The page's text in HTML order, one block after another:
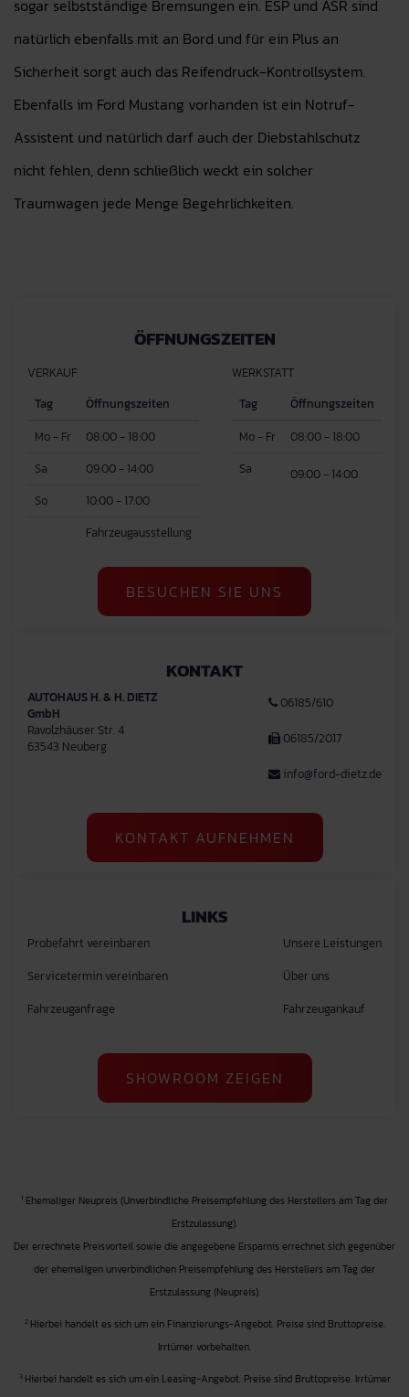
sogar selbstständige Bremsungen ein. ESP und ASR sind
natürlich ebenfalls mit an Bord und für ein Plus an
Sicherheit sorgt auch das Reifendruck-Kontrollsystem.
Ebenfalls im Ford Mustang vorhanden ist ein Notruf-
Assistent und natürlich darf auch der Diebstahlschutz
nicht fehlen, denn schließlich weckt ein solcher
Traumwagen jede Menge Begehrlichkeiten.
ÖFFNUNGSZEITEN
VERKAUF
Tag
Öffnungszeiten
Mo - Fr
08:00 - 18:00
Sa
09:00 - 14:00
So
10:00 - 17:00
Fahrzeugausstellung
WERKSTATT
Tag
Öffnungszeiten
Mo - Fr
08:00 - 18:00
Sa
09:00 - 14:00
BESUCHEN SIE UNS
KONTAKT
AUTOHAUS H. & H. DIETZ
GmbH
Ravolzhäuser Str. 4
63543 Neuberg
06185/610
06185/2017
info@ford-dietz.de
KONTAKT AUFNEHMEN
LINKS
Probefahrt vereinbaren
Servicetermin vereinbaren
Fahrzeuganfrage
Unsere Leistungen
Über uns
Fahrzeugankauf
SHOWROOM ZEIGEN
1 Ehemaliger Neupreis (Unverbindliche Preisempfehlung des Herstellers am Tag der
Erstzulassung).
Der errechnete Preisvorteil sowie die angegebene Ersparnis errechnet sich gegenüber
der ehemaligen unverbindlichen Preisempfehlung des Herstellers am Tag der
Erstzulassung (Neupreis).
2 Hierbei handelt es sich um ein Finanzierungs-Angebot. Preise sind Bruttopreise.
Irrtümer vorbehalten.
3 Hierbei handelt es sich um ein Leasing-Angebot. Preise sind Bruttopreise. Irrtümer